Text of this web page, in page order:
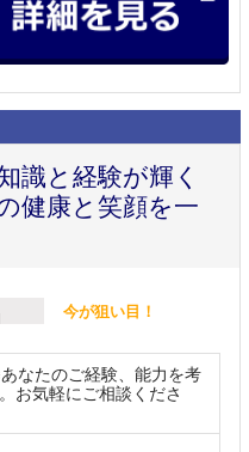
識と経験が輝く
健康と笑顔を一
今が狙い目！
なたのご経験、能力を考
お気軽にご相談くださ